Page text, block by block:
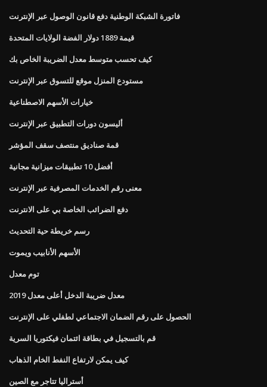
فاتورة الشبكة الوطنية دفع قانون الوصول عبر الإنترنت
قيمة 1889 دولار الفضة الولايات المتحدة
كيف تحسب متوسط ​​معدل الضريبة الخاص بك
مستودع المنزل موقع للتسوق عبر الإنترنت
خيارات الأسهم الاصطناعية
أليسون دورات التطبيق عبر الإنترنت
قمة صناديق منتصف سقف المؤشر
أفضل 10 تطبيقات ميزانية مجانية
معنى رقم الخدمات المصرفية عبر الإنترنت
دفع الضرائب الخاصة بي على الانترنت
رسم خريطة حية التحديث
الأسهم الأنابيب ويموت
توم معدل
معدل ضريبة الدخل أعلى معدل 2019
الحصول على رقم الضمان الاجتماعي لطفلي على الإنترنت
قم بالتسجيل في بطاقة ائتمان فيكتوريا السرية
كيف يمكن لارتفاع النفط الخام الذهاب
أستراليا تتاجر مع الصين